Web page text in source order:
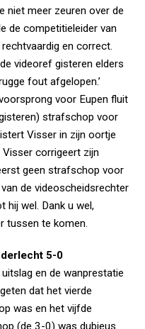
niet meer zeuren over de
de competitieleider van
en correct.
videoref gisteren elders
fout afgelopen.’
voor Eupen fluit
strafschop voor
Visser in zijn oortje
corrigeert zijn
geen strafschop voor
de videoscheidsrechter
hij wel. Dank u wel,
tussen te komen.
5-0
en de wanprestatie
dat het vierde
was en het vijfde
(de 3-0) was dubieus.